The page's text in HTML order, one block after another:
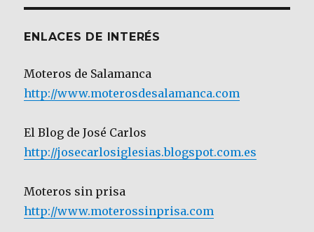
ENLACES DE INTERÉS
Moteros de Salamanca
http://www.moterosdesalamanca.com
El Blog de José Carlos
http://josecarlosiglesias.blogspot.com.es
Moteros sin prisa
http://www.moterossinprisa.com